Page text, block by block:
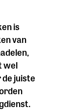
is
van
wel
juiste